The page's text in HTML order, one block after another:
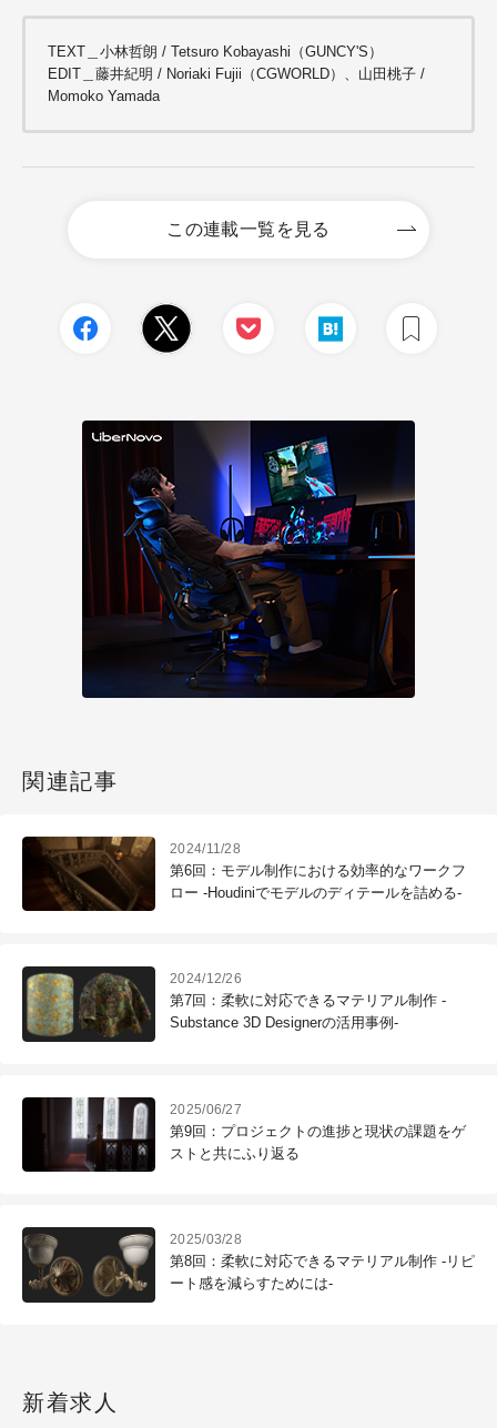
TEXT＿小林哲朗 / Tetsuro Kobayashi（GUNCY'S）
EDIT＿藤井紀明 / Noriaki Fujii（CGWORLD）、山田桃子 /
Momoko Yamada
この連載一覧を見る
関連記事
2024/11/28
第6回：モデル制作における効率的なワークフ
ロー -Houdiniでモデルのディテールを詰める-
2024/12/26
第7回：柔軟に対応できるマテリアル制作 -
Substance 3D Designerの活用事例-
2025/06/27
第9回：プロジェクトの進捗と現状の課題をゲ
ストと共にふり返る
2025/03/28
第8回：柔軟に対応できるマテリアル制作 -リピ
ート感を減らすためには-
新着求人